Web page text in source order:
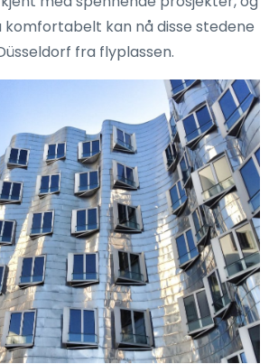
komfortabelt kan nå disse stedene
fra flyplassen.